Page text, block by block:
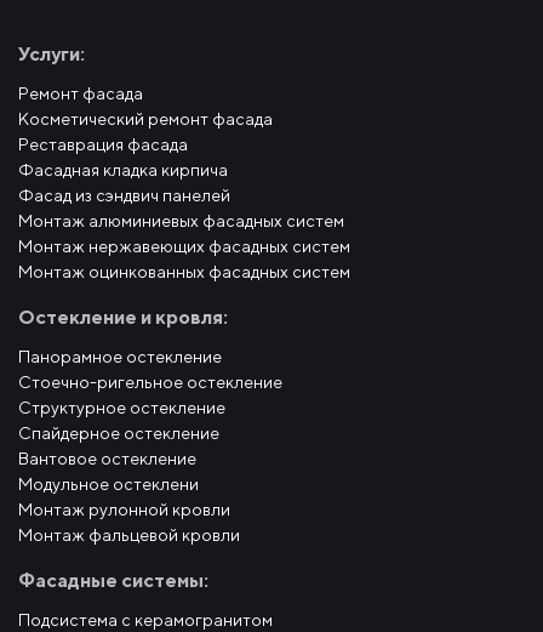
Услуги:
Ремонт фасада
Косметический ремонт фасада
Реставрация фасада
Фасадная кладка кирпича
Фасад из сэндвич панелей
Монтаж алюминиевых фасадных систем
Монтаж нержавеющих фасадных систем
Монтаж оцинкованных фасадных систем
Остекление и кровля:
Панорамное остекление
Стоечно-ригельное остекление
Структурное остекление
Спайдерное остекление
Вантовое остекление
Модульное остеклени
Монтаж рулонной кровли
Монтаж фальцевой кровли
Фасадные системы:
Подсистема с керамогранитом